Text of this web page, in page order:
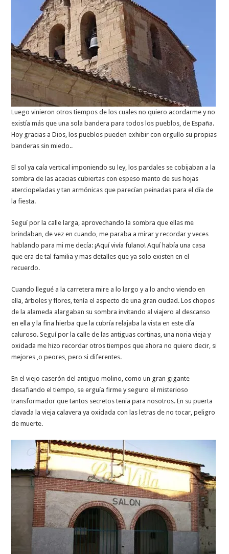
Luego vinieron otros tiempos de los cuales no quiero acordarme y no
existía más que una sola bandera para todos los pueblos, de España.
Hoy gracias a Dios, los pueblos pueden exhibir con orgullo su propias
banderas sin miedo..
El sol ya caía vertical imponiendo su ley, los pardales se cobijaban a la
sombra de las acacias cubiertas con espeso manto de sus hojas
aterciopeladas y tan armónicas que parecían peinadas para el día de
la fiesta.
Seguí por la calle larga, aprovechando la sombra que ellas me
brindaban, de vez en cuando, me paraba a mirar y recordar y veces
hablando para mi me decía: ¡Aquí vivía fulano! Aquí había una casa
que era de tal familia y mas detalles que ya solo existen en el
recuerdo.
Cuando llegué a la carretera mire a lo largo y a lo ancho viendo en
ella, árboles y flores, tenía el aspecto de una gran ciudad. Los chopos
de la alameda alargaban su sombra invitando al viajero al descanso
en ella y la fina hierba que la cubría relajaba la vista en este día
caluroso. Seguí por la calle de las antiguas cortinas, una noria vieja y
oxidada me hizo recordar otros tiempos que ahora no quiero decir, si
mejores ,o peores, pero si diferentes.
En el viejo caserón del antiguo molino, como un gran gigante
desafiando el tiempo, se erguía firme y seguro el misterioso
transformador que tantos secretos tenia para nosotros. En su puerta
clavada la vieja calavera ya oxidada con las letras de no tocar, peligro
de muerte.